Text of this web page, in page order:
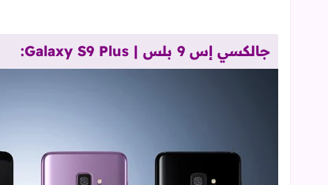
جالكسي إس 9 بلس | Galaxy S9 Plus: